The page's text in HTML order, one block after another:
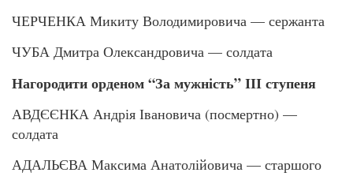
ЧЕРЧЕНКА Микиту Володимировича — сержанта
ЧУБА Дмитра Олександровича — солдата
Нагородити орденом “За мужність” ІІІ ступеня
АВДЄЄНКА Андрія Івановича (посмертно) —
солдата
АДАЛЬЄВА Максима Анатолійовича — старшого